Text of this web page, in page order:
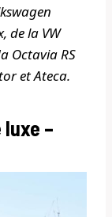
de la VW
Octavia RS
et Ateca.
–